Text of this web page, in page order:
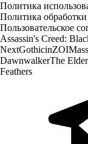
Политика
Политика
Пользовательское
Assassin's Creed:
NextGothicinZOI
DawnwalkerThe
Feathers